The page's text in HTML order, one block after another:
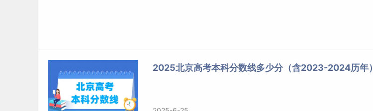
2025北京高考本科分数线多少分（含2023-2024历年）